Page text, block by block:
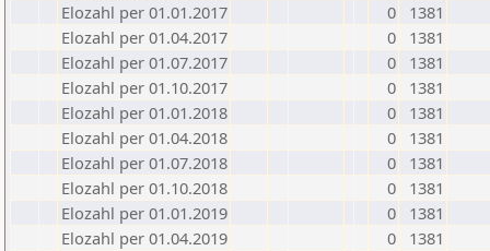
Elozahl per 01.01.2017
0
1381
Elozahl per 01.04.2017
0
1381
Elozahl per 01.07.2017
0
1381
Elozahl per 01.10.2017
0
1381
Elozahl per 01.01.2018
0
1381
Elozahl per 01.04.2018
0
1381
Elozahl per 01.07.2018
0
1381
Elozahl per 01.10.2018
0
1381
Elozahl per 01.01.2019
0
1381
Elozahl per 01.04.2019
0
1381